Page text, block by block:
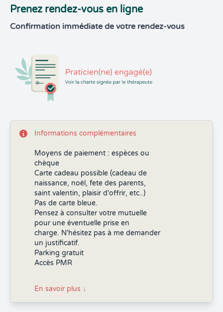
Prenez rendez-vous en ligne
Confirmation immédiate de votre rendez-vous
Informations complémentaires
Moyens de paiement : espèces ou
chèque
Carte cadeau possible (cadeau de
naissance, noël, fete des parents,
saint valentin, plaisir d'offrir, etc..)
Pas de carte bleue.
Pensez à consulter votre mutuelle
pour une éventuelle prise en
charge. N'hésitez pas à me demander
un justificatif.
Parking gratuit
Accès PMR
En savoir plus ↓